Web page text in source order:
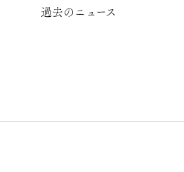
過去のニュース